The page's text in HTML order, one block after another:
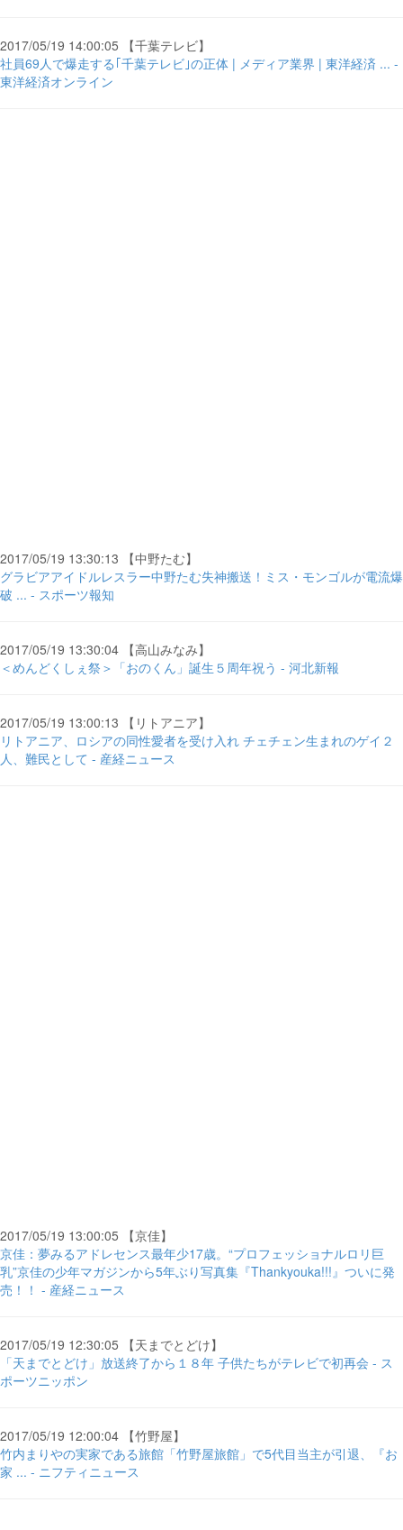
2017/05/19 14:00:05 【千葉テレビ】
社員69人で爆走する｢千葉テレビ｣の正体 | メディア業界 | 東洋経済 ... -
東洋経済オンライン
2017/05/19 13:30:13 【中野たむ】
グラビアアイドルレスラー中野たむ失神搬送！ミス・モンゴルが電流爆
破 ... - スポーツ報知
2017/05/19 13:30:04 【高山みなみ】
＜めんどくしぇ祭＞「おのくん」誕生５周年祝う - 河北新報
2017/05/19 13:00:13 【リトアニア】
リトアニア、ロシアの同性愛者を受け入れ チェチェン生まれのゲイ２
人、難民として - 産経ニュース
2017/05/19 13:00:05 【京佳】
京佳：夢みるアドレセンス最年少17歳。“プロフェッショナルロリ巨
乳”京佳の少年マガジンから5年ぶり写真集『Thankyouka!!!』ついに発
売！！ - 産経ニュース
2017/05/19 12:30:05 【天までとどけ】
「天までとどけ」放送終了から１８年 子供たちがテレビで初再会 - ス
ポーツニッポン
2017/05/19 12:00:04 【竹野屋】
竹内まりやの実家である旅館「竹野屋旅館」で5代目当主が引退、『お
家 ... - ニフティニュース